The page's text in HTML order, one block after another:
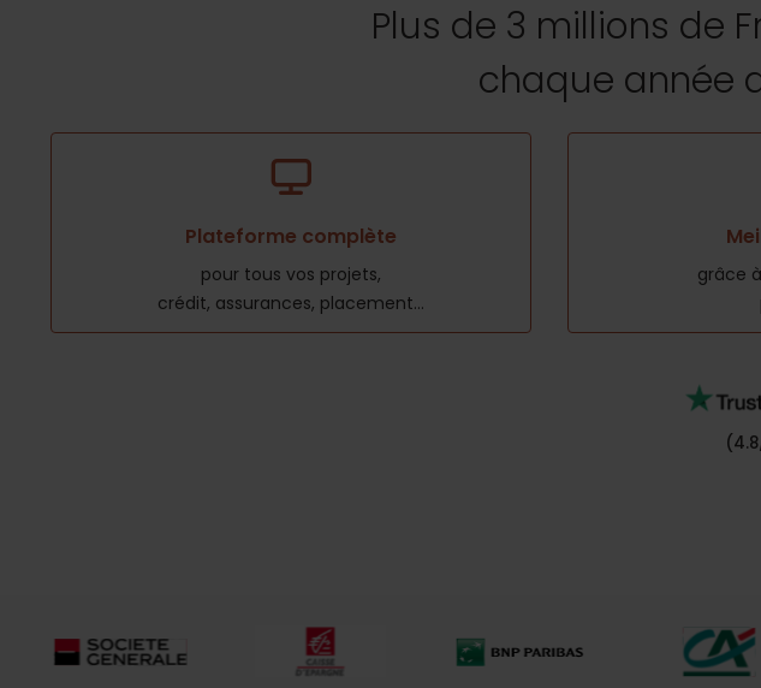
Plus de 3 millions de
chaque année
Plateforme complète
pour tous vos projets,
crédit, assurances, placement...
grâce